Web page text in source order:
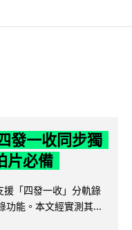
發一收同步獨
片必備
「四發一收」分軌錄
功能。本文經實測其...